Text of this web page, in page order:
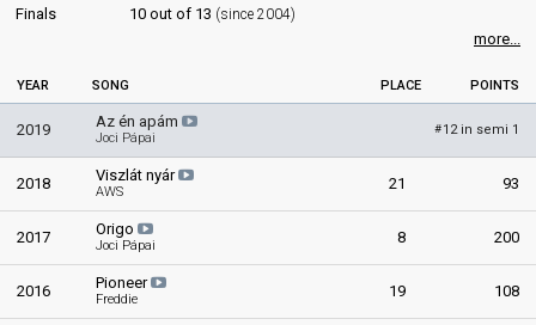
Finals
10 out of 13 (since 2004)
more...
YEAR SONG PLACE POINTS
2019 Az én apám
Joci Pápai
#12 in semi 1
2018 Viszlát nyár
AWS 21 93
2017 Origo
Joci Pápai 8 200
2016 Pioneer
Freddie 19 108